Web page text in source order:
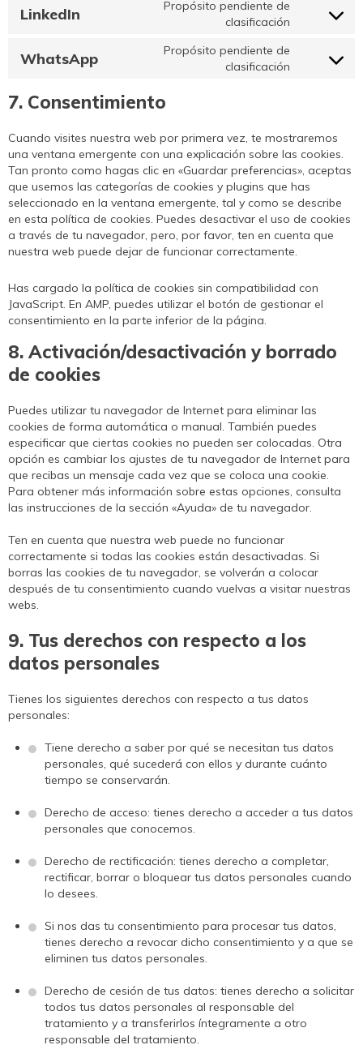
service
LinkedIn
Propósito pendiente de
clasificación
Consent
linkedin
WhatsApp
Propósito pendiente de
clasificación
Consent
7. Consentimiento
Cuando visites nuestra web por primera vez, te mostraremos
una ventana emergente con una explicación sobre las cookies.
Tan pronto como hagas clic en «Guardar preferencias», aceptas
que usemos las categorías de cookies y plugins que has
seleccionado en la ventana emergente, tal y como se describe
en esta política de cookies. Puedes desactivar el uso de cookies
a través de tu navegador, pero, por favor, ten en cuenta que
nuestra web puede dejar de funcionar correctamente.
Has cargado la política de cookies sin compatibilidad con
JavaScript. En AMP, puedes utilizar el botón de gestionar el
consentimiento en la parte inferior de la página.
8. Activación/desactivación y borrado
de cookies
Puedes utilizar tu navegador de Internet para eliminar las
cookies de forma automática o manual. También puedes
especificar que ciertas cookies no pueden ser colocadas. Otra
opción es cambiar los ajustes de tu navegador de Internet para
que recibas un mensaje cada vez que se coloca una cookie.
Para obtener más información sobre estas opciones, consulta
las instrucciones de la sección «Ayuda» de tu navegador.
Ten en cuenta que nuestra web puede no funcionar
correctamente si todas las cookies están desactivadas. Si
borras las cookies de tu navegador, se volverán a colocar
después de tu consentimiento cuando vuelvas a visitar nuestras
webs.
9. Tus derechos con respecto a los
datos personales
Tienes los siguientes derechos con respecto a tus datos
personales:
Tiene derecho a saber por qué se necesitan tus datos
personales, qué sucederá con ellos y durante cuánto
tiempo se conservarán.
Derecho de acceso: tienes derecho a acceder a tus datos
personales que conocemos.
Derecho de rectificación: tienes derecho a completar,
rectificar, borrar o bloquear tus datos personales cuando
lo desees.
Si nos das tu consentimiento para procesar tus datos,
tienes derecho a revocar dicho consentimiento y a que se
eliminen tus datos personales.
Derecho de cesión de tus datos: tienes derecho a solicitar
todos tus datos personales al responsable del
tratamiento y a transferirlos íntegramente a otro
responsable del tratamiento.